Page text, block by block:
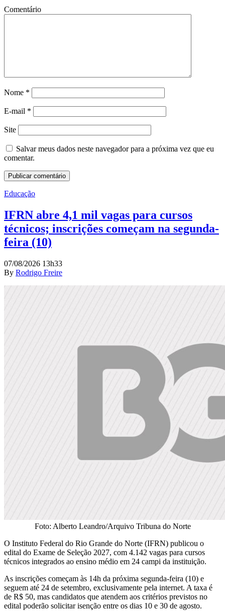
Comentário
Nome *
E-mail *
Site
Salvar meus dados neste navegador para a próxima vez que eu
comentar.
Educação
IFRN abre 4,1 mil vagas para cursos
técnicos; inscrições começam na segunda-
feira (10)
07/08/2026 13h33
By Rodrigo Freire
Foto: Alberto Leandro/Arquivo Tribuna do Norte
O Instituto Federal do Rio Grande do Norte (IFRN) publicou o
edital do Exame de Seleção 2027, com 4.142 vagas para cursos
técnicos integrados ao ensino médio em 24 campi da instituição.
As inscrições começam às 14h da próxima segunda-feira (10) e
seguem até 24 de setembro, exclusivamente pela internet. A taxa é
de R$ 50, mas candidatos que atendem aos critérios previstos no
edital poderão solicitar isenção entre os dias 10 e 30 de agosto.